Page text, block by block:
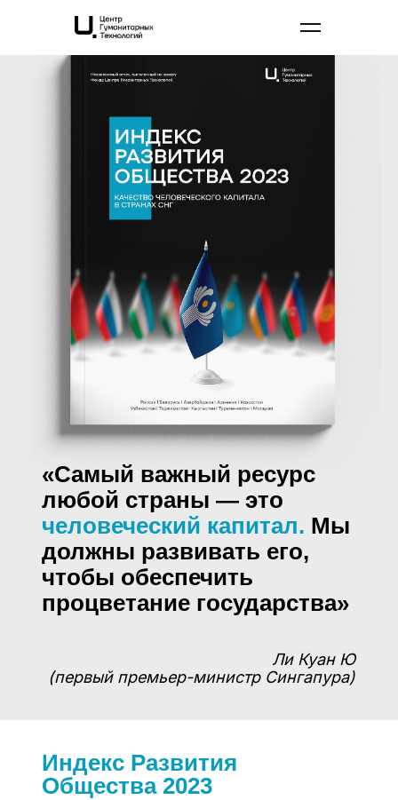
Ли Куан Ю
(первый премьер-министр Сингапура)
«Самый важный ресурс
любой страны — это
человеческий капитал. Мы
должны развивать его,
чтобы обеспечить
процветание государства»
Индекс Развития
Общества 2023